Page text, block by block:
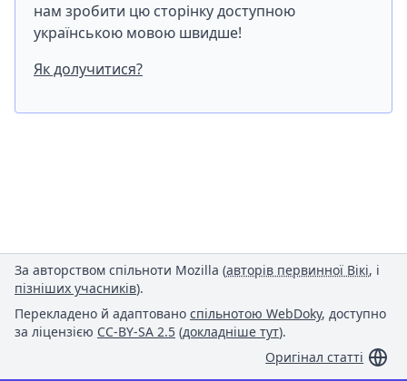
нам зробити цю сторінку доступною
українською мовою швидше!
Як долучитися?
За авторством спільноти Mozilla (авторів первинної Вікі, і
пізніших учасників).
Перекладено й адаптовано спільнотою WebDoky, доступно
за ліцензією CC-BY-SA 2.5 (докладніше тут).
Оригінал статті